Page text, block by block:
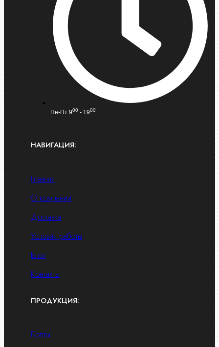
Пн-Пт 900 - 1900
НАВИГАЦИЯ:
Главная
О компании
Доставка
Условия работы
Блог
Контакты
ПРОДУКЦИЯ:
Болты